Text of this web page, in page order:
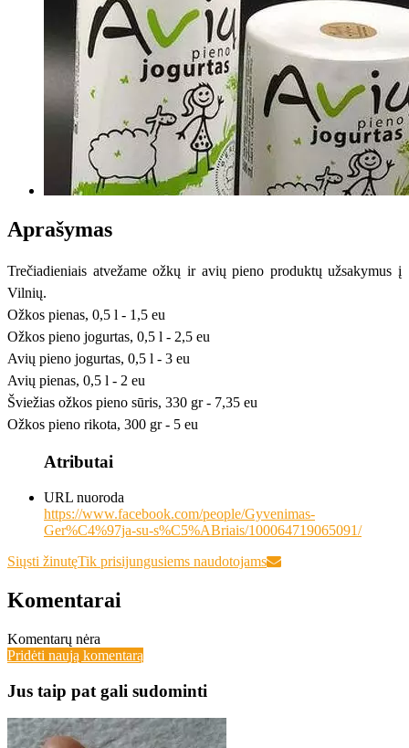
Aprašymas
Trečiadieniais atvežame ožkų ir avių pieno produktų užsakymus į
Vilnių.
Ožkos pienas, 0,5 l - 1,5 eu
Ožkos pieno jogurtas, 0,5 l - 2,5 eu
Avių pieno jogurtas, 0,5 l - 3 eu
Avių pienas, 0,5 l - 2 eu
Šviežias ožkos pieno sūris, 330 gr - 7,35 eu
Ožkos pieno rikota, 300 gr - 5 eu
Atributai
URL nuoroda
https://www.facebook.com/people/Gyvenimas-
Ger%C4%97ja-su-s%C5%ABriais/100064719065091/
Siųsti žinutęTik prisijungusiems naudotojams
Komentarai
Komentarų nėra
Pridėti naują komentarą
Jus taip pat gali sudominti